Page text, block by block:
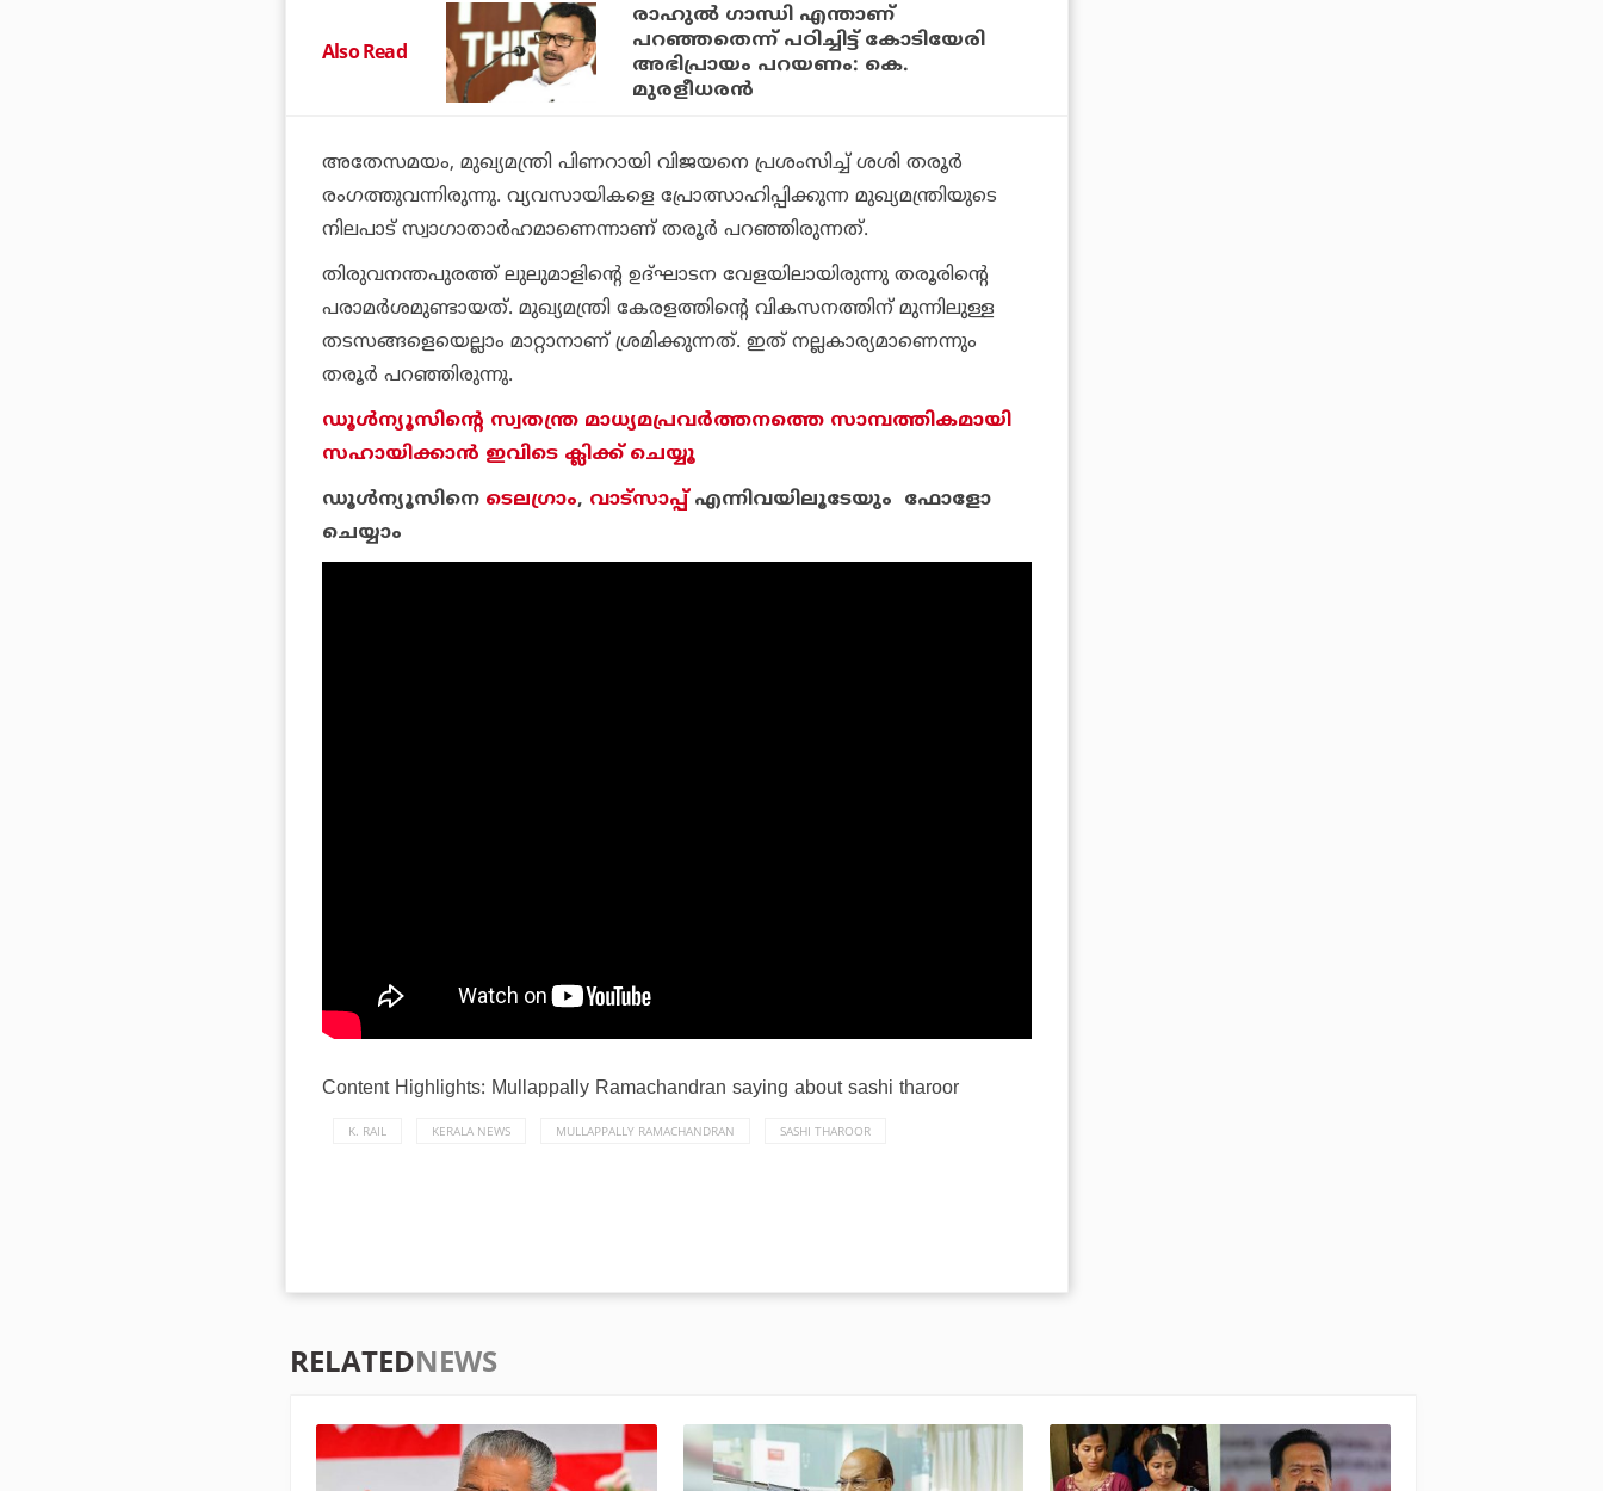
Also Read
രാഹുല്‍ ഗാന്ധി എന്താണ്
പറഞ്ഞതെന്ന് പഠിച്ചിട്ട് കോടിയേരി
അഭിപ്രായം പറയണം: കെ.
മുരളീധരന്‍
അതേസമയം, മുഖ്യമന്ത്രി പിണറായി വിജയനെ പ്രശംസിച്ച് ശശി തരൂര്‍
രംഗത്തുവന്നിരുന്നു. വ്യവസായികളെ പ്രോത്സാഹിപ്പിക്കുന്ന മുഖ്യമന്ത്രിയുടെ
നിലപാട് സ്വാഗാതാര്‍ഹമാണെന്നാണ് തരൂര്‍ പറഞ്ഞിരുന്നത്.
തിരുവനന്തപുരത്ത് ലുലുമാളിന്റെ ഉദ്ഘാടന വേളയിലായിരുന്നു തരൂരിന്റെ
പരാമര്‍ശമുണ്ടായത്. മുഖ്യമന്ത്രി കേരളത്തിന്റെ വികസനത്തിന് മുന്നിലുള്ള
തടസങ്ങളെയെല്ലാം മാറ്റാനാണ് ശ്രമിക്കുന്നത്. ഇത് നല്ലകാര്യമാണെന്നും
തരൂര്‍ പറഞ്ഞിരുന്നു.
ഡൂള്‍ന്യൂസിന്റെ സ്വതന്ത്ര മാധ്യമപ്രവര്‍ത്തനത്തെ സാമ്പത്തികമായി
സഹായിക്കാന്‍ ഇവിടെ ക്ലിക്ക് ചെയ്യൂ
ഡൂള്‍ന്യൂസിനെ ടെലഗ്രാം, വാട്‌സാപ്പ്എന്നിവയിലൂടേയും ഫോളോ
ചെയ്യാം
Content Highlights: Mullappally Ramachandran saying about sashi tharoor
K. RAIL KERALA NEWS MULLAPPALLY RAMACHANDRAN SASHI THAROOR
RELATEDNEWS